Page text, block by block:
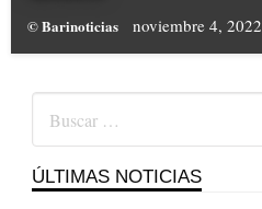
© Barinoticias noviembre 4, 2022
ÚLTIMAS NOTICIAS